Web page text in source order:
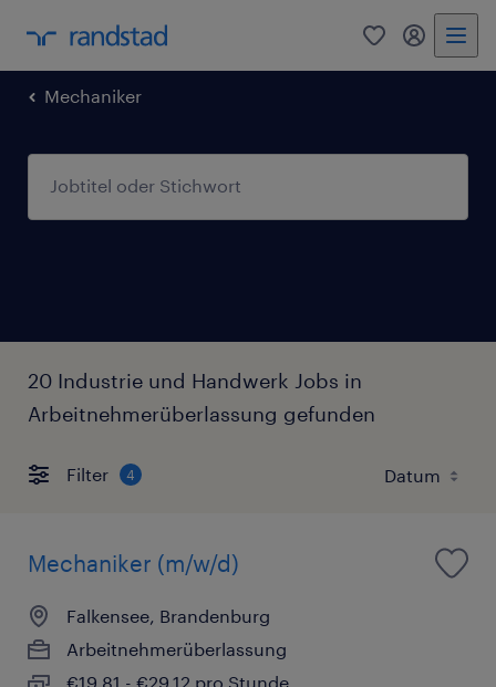
0 Mein
Mechaniker
20 Industrie und Handwerk Jobs in
Arbeitnehmerüberlassung gefunden
Filter 4
Mechaniker (m/w/d)
Falkensee, Brandenburg
Arbeitnehmerüberlassung
€19,81 - €29,12 pro Stunde